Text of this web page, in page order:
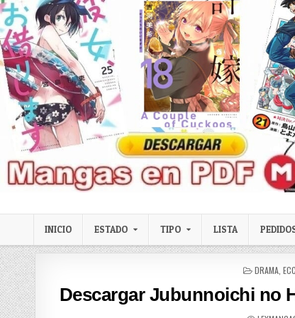
Skip to content
LexMangas
INICIO ESTADO TIPO LISTA
POSTED IN
DRAMA ,
Descargar Jubunnoichi no